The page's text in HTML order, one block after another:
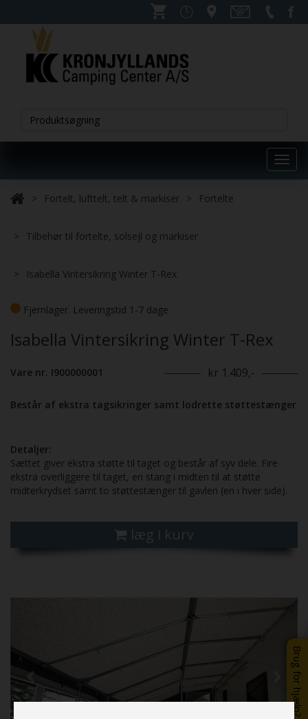
Brug for hjælp?
Fortelt, lufttelt, telt & markiser Fortelte
Tilbehør til fortelte, solsejl og markiser
Isabella Vintersikring Winter T-Rex
Fjernlager. Leveringstid 1-7 dage
Isabella Vintersikring Winter T-Rex
Vare nr. I900000001 kr 1.409,-
Består af ekstra tagsikringer samt lodrette støttestænger
Detaljer:
Sættet giver ekstra støtte til taget og består af syv dele. Fire
ekstra overliggere til taget, en stang i midten til at støtte
midterkrydset samt to støttestænger til gavlen (en i hver side).
læg i kurv